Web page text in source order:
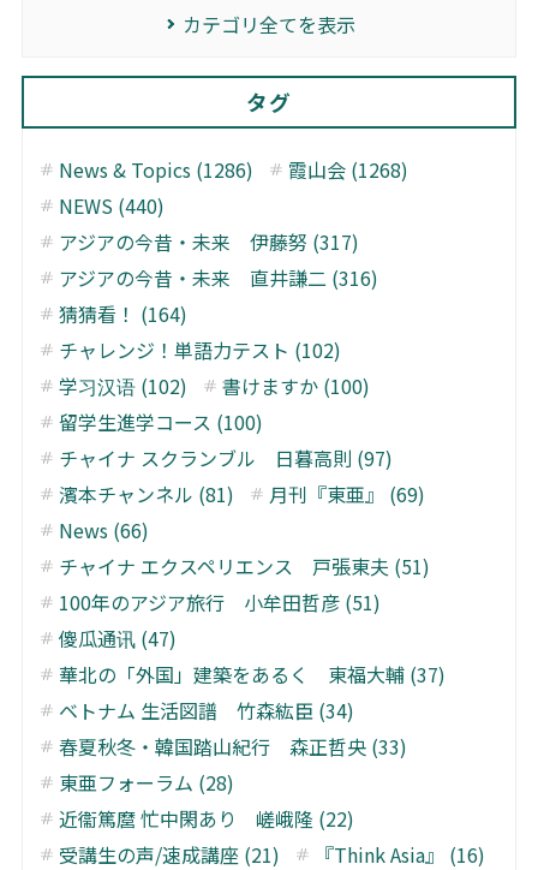
カテゴリ全てを表示
タグ
News & Topics (1286)
霞山会 (1268)
NEWS (440)
アジアの今昔・未来 伊藤努 (317)
アジアの今昔・未来 直井謙二 (316)
猜猜看！ (164)
チャレンジ！単語力テスト (102)
学习汉语 (102)
書けますか (100)
留学生進学コース (100)
チャイナ スクランブル 日暮高則 (97)
濱本チャンネル (81)
月刊『東亜』 (69)
News (66)
チャイナ エクスペリエンス 戸張東夫 (51)
100年のアジア旅行 小牟田哲彦 (51)
傻瓜通讯 (47)
華北の「外国」建築をあるく 東福大輔 (37)
ベトナム 生活図譜 竹森紘臣 (34)
春夏秋冬・韓国踏山紀行 森正哲央 (33)
東亜フォーラム (28)
近衞篤麿 忙中閑あり 嵯峨隆 (22)
受講生の声/速成講座 (21)
『Think Asia』 (16)